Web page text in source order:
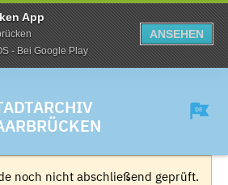
App
- Bei Google Play
ANSEHEN
noch nicht abschließend geprüft.